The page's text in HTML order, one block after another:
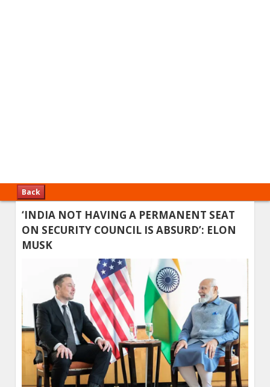
Back
‘INDIA NOT HAVING A PERMANENT SEAT
ON SECURITY COUNCIL IS ABSURD’: ELON
MUSK